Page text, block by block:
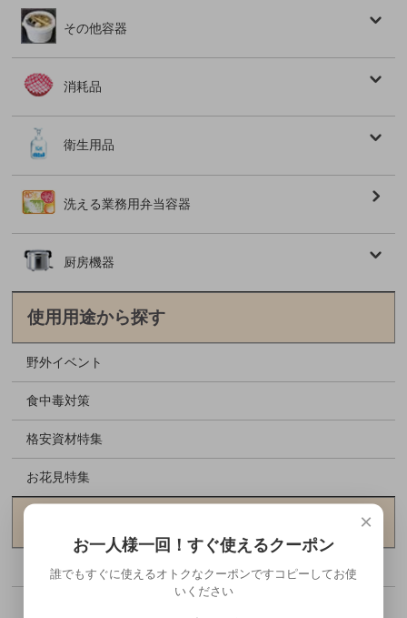
その他容器
消耗品
衛生用品
洗える業務用弁当容器
厨房機器
使用用途から探す
野外イベント
食中毒対策
格安資材特集
お花見特集
アヅミ産業
×
お一人様一回！すぐ使えるクーポン
誰でもすぐに使えるオトクなクーポンですコピーしてお使
いください